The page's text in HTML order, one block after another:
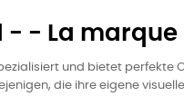
- - La marque
und bietet perfekte
die ihre eigene